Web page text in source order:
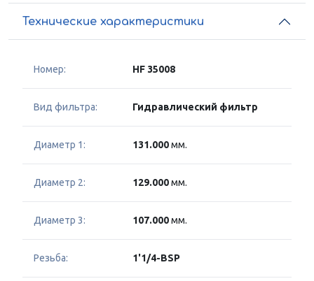
Технические характеристики
Номер: HF 35008
Вид фильтра: Гидравлический фильтр
Диаметр 1: 131.000мм.
Диаметр 2: 129.000мм.
Диаметр 3: 107.000мм.
Резьба: 1'1/4-BSP